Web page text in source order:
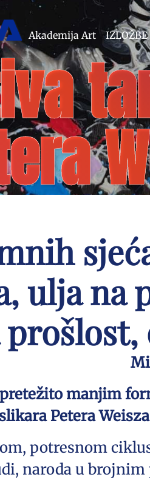
Akademija Art IZLOŽBE
ulja na
manjim
Petera
potresnom
naroda u